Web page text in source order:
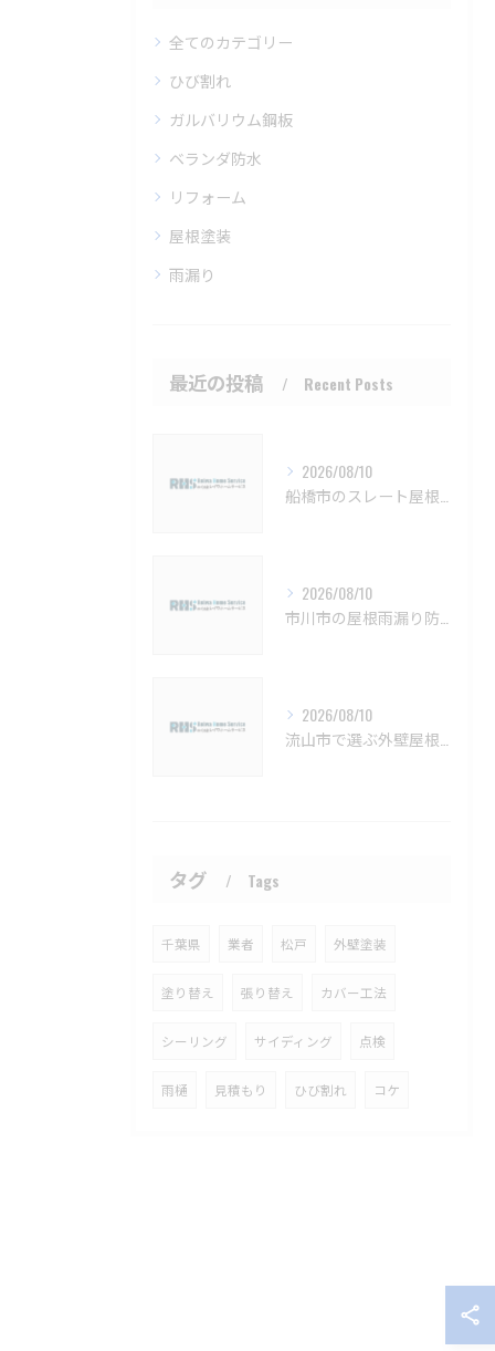
全てのカテゴリー
ひび割れ
ガルバリウム鋼板
ベランダ防水
リフォーム
屋根塗装
雨漏り
最近の投稿 Recent Posts
2026/08/10
2026/08/10
2026/08/10
タグ Tags
千葉県 業者 松戸 外壁塗装
塗り替え 張り替え カバー工法
シーリング サイディング 点検
雨樋 見積もり ひび割れ コケ